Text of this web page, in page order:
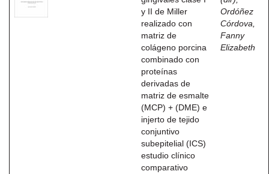
y II de Miller
realizado con
matriz de
colágeno porcina
combinado con
proteínas
derivadas de
matriz de esmalte
(MCP) + (DME) e
injerto de tejido
conjuntivo
subepitelial (ICS)
estudio clínico
comparativo
Ordóñez
Córdova,
Fanny
Elizabeth